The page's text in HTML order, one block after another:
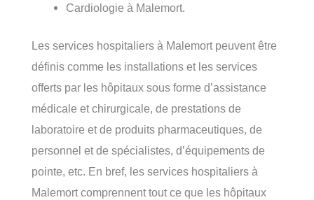
Cardiologie à Malemort.
Les services hospitaliers à Malemort peuvent être
définis comme les installations et les services
offerts par les hôpitaux sous forme d’assistance
médicale et chirurgicale, de prestations de
laboratoire et de produits pharmaceutiques, de
personnel et de spécialistes, d’équipements de
pointe, etc. En bref, les services hospitaliers à
Malemort comprennent tout ce que les hôpitaux